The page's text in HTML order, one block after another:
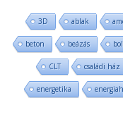
3D ablak
beton beázás
CLT családi ház
energetika